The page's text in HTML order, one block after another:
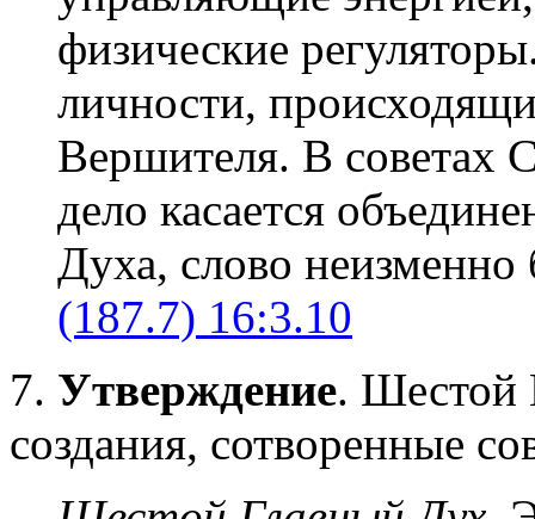
физические
личности,
Вершителя. В советах
дело касается
Духа, слово
(187.7) 16:3.10
7. Утверждение. Шестой
создания, сотворенные